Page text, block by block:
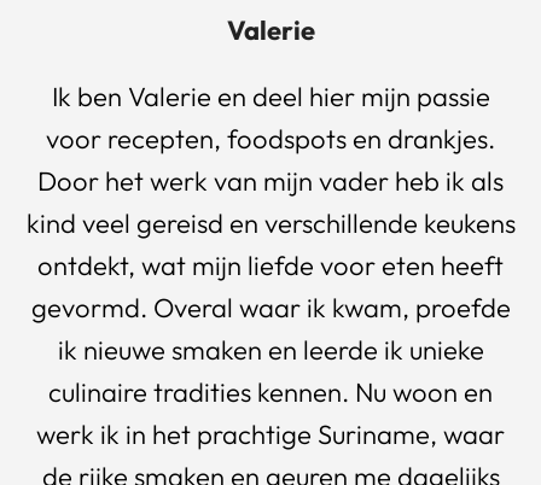
Valerie
Ik ben Valerie en deel hier mijn passie
voor recepten, foodspots en drankjes.
Door het werk van mijn vader heb ik als
kind veel gereisd en verschillende keukens
ontdekt, wat mijn liefde voor eten heeft
gevormd. Overal waar ik kwam, proefde
ik nieuwe smaken en leerde ik unieke
culinaire tradities kennen. Nu woon en
werk ik in het prachtige Suriname, waar
de rijke smaken en geuren me dagelijks